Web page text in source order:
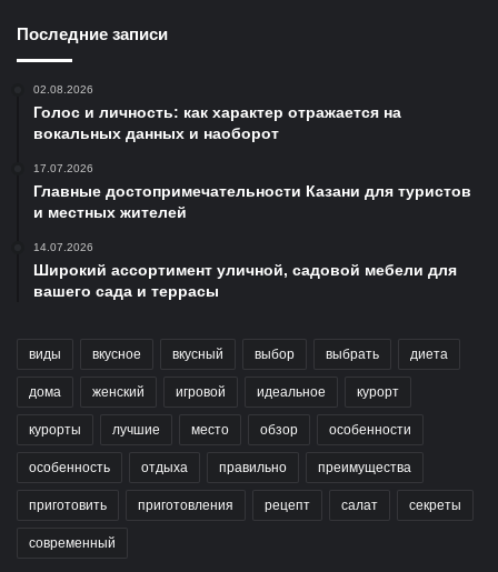
Последние записи
02.08.2026
Голос и личность: как характер отражается на
вокальных данных и наоборот
17.07.2026
Главные достопримечательности Казани для туристов
и местных жителей
14.07.2026
Широкий ассортимент уличной, садовой мебели для
вашего сада и террасы
виды вкусное вкусный выбор выбрать диета
дома женский игровой идеальное курорт
курорты лучшие место обзор особенности
особенность отдыха правильно преимущества
приготовить приготовления рецепт салат секреты
современный